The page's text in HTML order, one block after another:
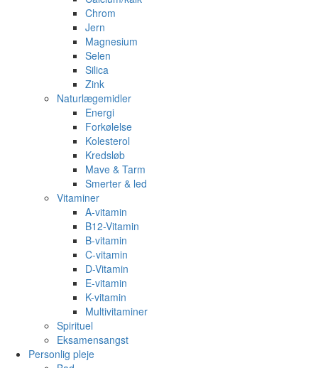
Chrom
Jern
Magnesium
Selen
Silica
Zink
Naturlægemidler
Energi
Forkølelse
Kolesterol
Kredsløb
Mave & Tarm
Smerter & led
Vitaminer
A-vitamin
B12-Vitamin
B-vitamin
C-vitamin
D-Vitamin
E-vitamin
K-vitamin
Multivitaminer
Spirituel
Eksamensangst
Personlig pleje